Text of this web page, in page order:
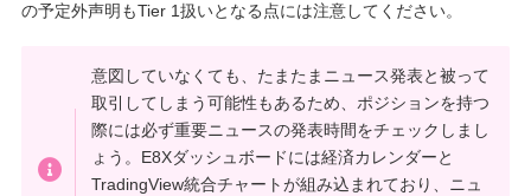
の予定外声明もTier 1扱いとなる点には注意してください。
意図していなくても、たまたまニュース発表と被って
取引してしまう可能性もあるため、ポジションを持つ
際には必ず重要ニュースの発表時間をチェックしまし
ょう。E8Xダッシュボードには経済カレンダーと
TradingView統合チャートが組み込まれており、ニュ